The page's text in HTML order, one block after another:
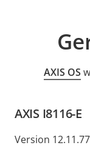
AXIS OS
AXIS I8116-E
Version